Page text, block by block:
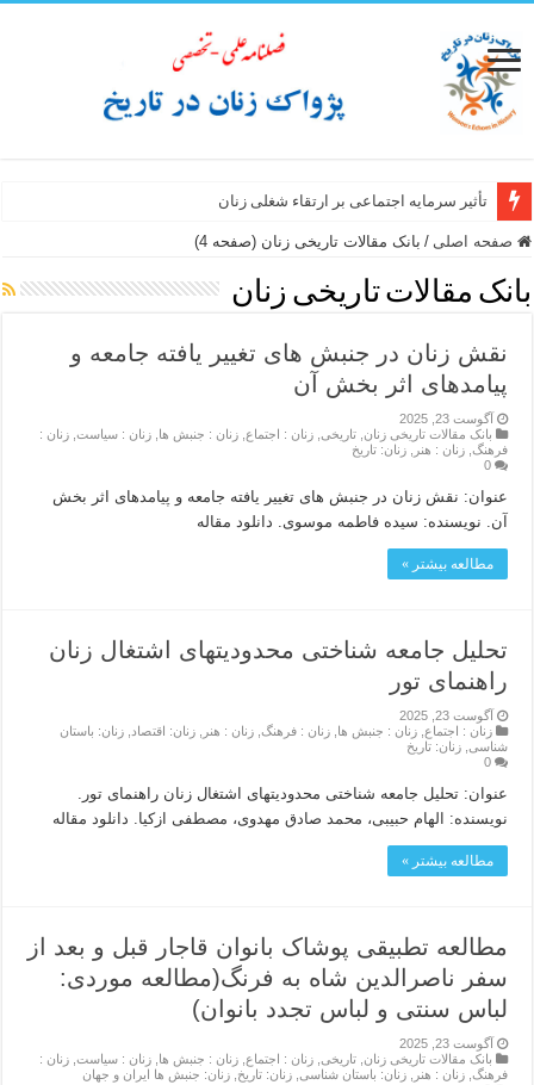
تأثیر سرمایه اجتماعی بر ارتقاء شغلی زنان
سبک زندگی زن ایرانی از نگاه سفرنامه نویسان غیر ایرانی عصر صفوی
صفحه اصلی / بانک مقالات تاریخی زنان (صفحه 4)
بانک مقالات تاریخی زنان
نقش زنان در جنبش های تغییر یافته جامعه و
پیامدهای اثر بخش آن
آگوست 23, 2025
بانک مقالات تاریخی زنان ,تاریخی ,زنان : اجتماع ,زنان : جنبش ها ,زنان : سیاست ,زنان :
فرهنگ ,زنان : هنر ,زنان: تاریخ
0
عنوان: نقش زنان در جنبش های تغییر یافته جامعه و پیامدهای اثر بخش
آن. نویسنده: سیده فاطمه موسوی. دانلود مقاله
مطالعه بیشتر »
تحلیل جامعه شناختی محدودیتهای اشتغال زنان
راهنمای تور
آگوست 23, 2025
زنان : اجتماع ,زنان : جنبش ها ,زنان : فرهنگ ,زنان : هنر ,زنان: اقتصاد ,زنان: باستان
شناسی ,زنان: تاریخ
0
عنوان: تحلیل جامعه شناختی محدودیتهای اشتغال زنان راهنمای تور.
نویسنده: الهام حبیبی، محمد صادق مهدوی، مصطفی ازکیا. دانلود مقاله
مطالعه بیشتر »
مطالعه تطبیقی پوشاک بانوان قاجار قبل و بعد از
سفر ناصرالدین شاه به فرنگ(مطالعه موردی:
لباس سنتی و لباس تجدد بانوان)
آگوست 23, 2025
بانک مقالات تاریخی زنان ,تاریخی ,زنان : اجتماع ,زنان : جنبش ها ,زنان : سیاست ,زنان :
فرهنگ ,زنان : هنر ,زنان: باستان شناسی ,زنان: تاریخ ,زنان: جنبش ها ایران و جهان